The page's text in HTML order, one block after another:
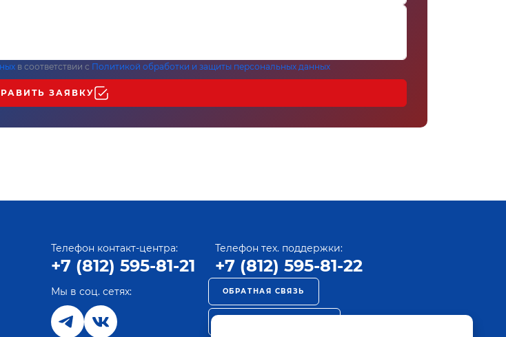
в соответствии с Политикой обработки и защиты персональных данных
ЗАЯВКУ
Телефон контакт-центра:
+7 (812) 595-81-21
Телефон тех. поддержки:
+7 (812) 595-81-22
Мы в соц. сетях: ОБРАТНАЯ СВЯЗЬ